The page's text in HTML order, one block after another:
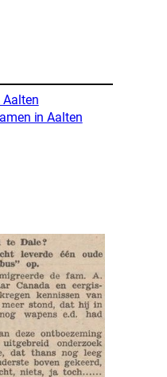
Aalten
in Aalten